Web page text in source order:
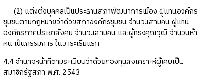
(2) แต่งตั้งบุคคลเป็นประธานสภาพัฒนาการเมือง ผู้แทนองค์กร
ชุมชนตามกฎหมายว่าด้วยสภาองค์กรชุมชน จำนวนสามคน ผู้แทน
องค์กรภาคประชาสังคม จำนวนสามคน และผู้ทรงคุณวุฒิ จำนวนห้า
คน เป็นกรรมการ ในวาระเริ่มแรก
4.4 อำนาจหน้าที่ตามระเบียบว่าด้วยกองทุนสงเคราะห์ผู้เคยเป็น
สมาชิกรัฐสภา พ.ศ. 2543